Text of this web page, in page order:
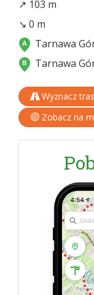
↗ 103 m
↘ 0 m
Tarnawa
Tarnawa
Wyznacz
Zobacz na